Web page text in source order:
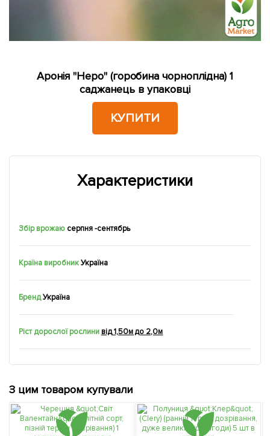
Аронія "Неро" (горобина чорноплідна) 1
саджанець в упаковці
КУПИТИ
Характеристики
Збір врожаю серпня -сентябрь
Країна виробник Україна
БрендУкраїна
Ріст дорослої рослини від 1,50м до 2,0м
З цим товаром купували